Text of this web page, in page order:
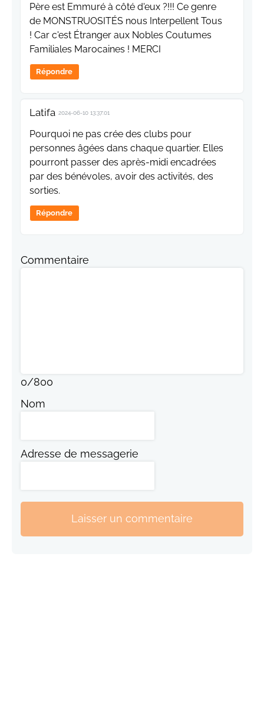
Père est Emmuré à côté d'eux ?!!! Ce genre
de MONSTRUOSITÉS nous Interpellent Tous
! Car c'est Étranger aux Nobles Coutumes
Familiales Marocaines ! MERCI
Répondre
Latifa 2024-06-10 13:37:01
Pourquoi ne pas crée des clubs pour
personnes âgées dans chaque quartier. Elles
pourront passer des après-midi encadrées
par des bénévoles, avoir des activités, des
sorties.
Répondre
Commentaire
0/800
Nom
Adresse de messagerie
Laisser un commentaire